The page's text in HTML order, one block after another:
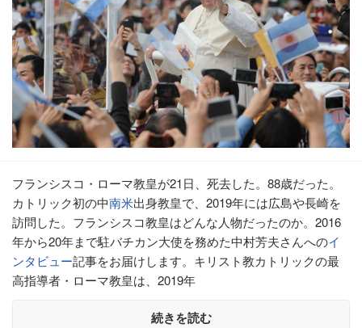
フランシスコ・ローマ教皇が21日、死去した。88歳だった。
カトリック初の中南米出身教皇で、2019年には広島や長崎を
訪問した。フランシスコ教皇はどんな人物だったのか。2016
年から20年まで駐バチカン大使を務めた中村芳夫さんへのイ
ンタビュー記事をお届けします。キリスト教カトリックの最
高指導者・ローマ教皇は、2019年
続きを読む